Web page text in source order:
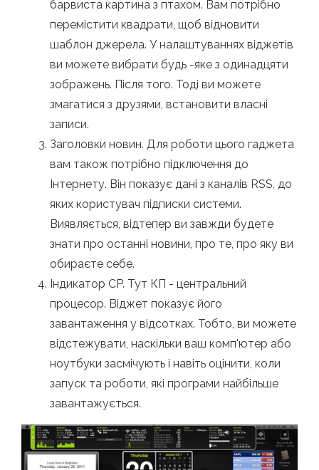
барвиста картина з птахом. Вам потрібно
перемістити квадрати, щоб відновити
шаблон джерела. У налаштуваннях віджетів
ви можете вибрати будь -яке з одинадцяти
зображень. Після того. Тоді ви можете
змагатися з друзями, встановити власні
записи.
Заголовки новин. Для роботи цього гаджета
вам також потрібно підключення до
Інтернету. Він показує дані з каналів RSS, до
яких користувач підписки системи.
Виявляється, відтепер ви завжди будете
знати про останні новини, про те, про яку ви
обираєте себе.
Індикатор CP. Тут КП - центральний
процесор. Віджет показує його
завантаження у відсотках. Тобто, ви можете
відстежувати, наскільки ваш комп'ютер або
ноутбуки засмічують і навіть оцінити, коли
запуск та роботи, які програми найбільше
завантажується.